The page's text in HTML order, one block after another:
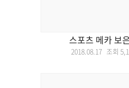
스포츠 메카 보
2018.08.17 조회